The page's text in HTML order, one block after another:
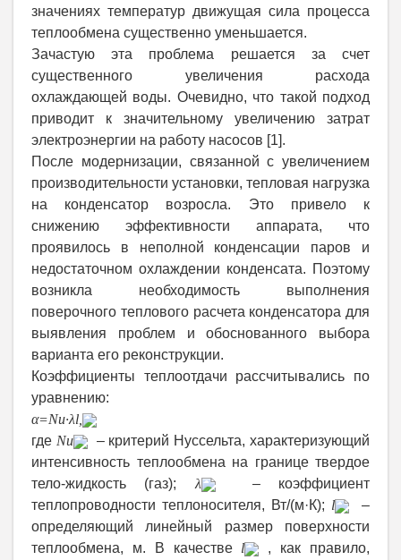
значениях температур движущая сила процесса
теплообмена существенно уменьшается.
Зачастую эта проблема решается за счет
существенного увеличения расхода
охлаждающей воды. Очевидно, что такой подход
приводит к значительному увеличению затрат
электроэнергии на работу насосов [1].
После модернизации, связанной с увеличением
производительности установки, тепловая нагрузка
на конденсатор возросла. Это привело к
снижению эффективности аппарата, что
проявилось в неполной конденсации паров и
недостаточном охлаждении конденсата. Поэтому
возникла необходимость выполнения
поверочного теплового расчета конденсатора для
выявления проблем и обоснованного выбора
варианта его реконструкции.
Коэффициенты теплоотдачи рассчитывались по
уравнению:
α=Nu∙λl
где Nu
– критерий Нуссельта, характеризующий
интенсивность теплообмена на границе твердое
тело-жидкость (газ); λ
– коэффициент
теплопроводности теплоносителя, Вт/(м·К); l
–
определяющий линейный размер поверхности
теплообмена, м. В качестве l
, как правило,